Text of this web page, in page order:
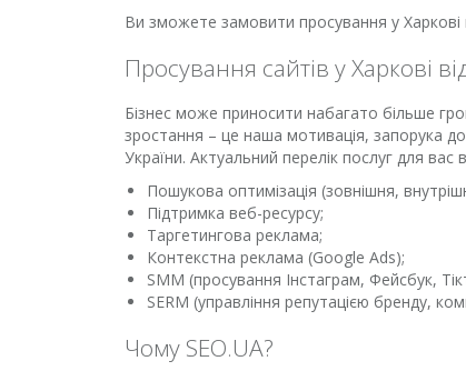
Ви зможете замовити просування у Харкові
Просування сайтів у Харкові
Бізнес може приносити набагато більше
зростання – це наша мотивація, запорука
України. Актуальний перелік послуг для вас
Пошукова оптимізація (зовнішня,
Підтримка веб-ресурсу;
Таргетингова реклама;
Контекстна реклама (Google Ads);
SMM (просування Інстаграм, Фейсбук,
SERM (управління репутацією бренду,
Чому SEO.UA?